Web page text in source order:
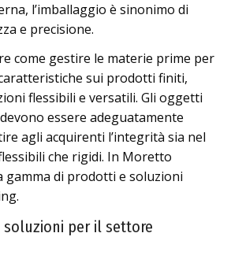
l’imballaggio è sinonimo di
e precisione.
come gestire le materie prime per
sui prodotti finiti,
flessibili e versatili. Gli oggetti
essere adeguatamente
agli acquirenti l’integrità sia nel
che rigidi. In Moretto
gamma di prodotti e soluzioni
per il settore